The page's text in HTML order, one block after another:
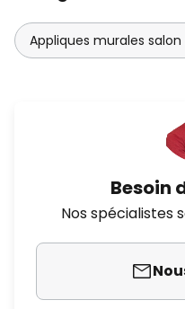
Appliques murales
Besoin
Nos spécialistes